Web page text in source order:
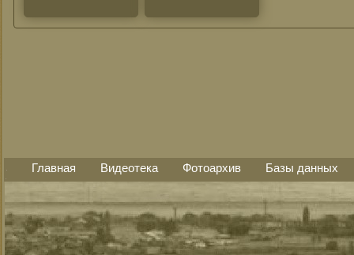
Главная Видеотека Фотоархив Базы данных